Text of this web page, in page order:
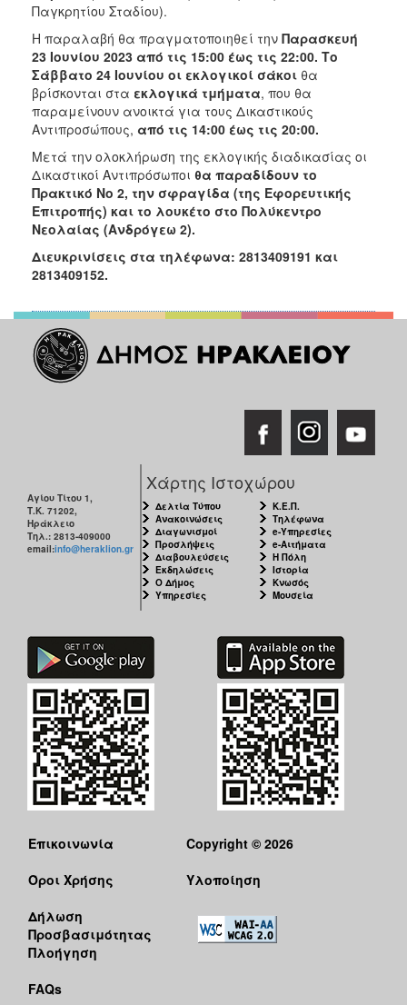
2006
ΤΟΠΟΣ
ΠΟΛΙΤΙΣΜΟΣ
ΑΝΘΕΚΤΙΚΗ
ΠΟΛΗ
Παγκρητίου Σταδίου).
Η παραλαβή θα πραγματοποιηθεί την Παρασκευή
23 Ιουνίου 2023 από τις 15:00 έως τις 22:00. Το
Σάββατο 24 Ιουνίου οι εκλογικοί σάκοι θα
βρίσκονται στα εκλογικά τμήματα, που θα
παραμείνουν ανοικτά για τους Δικαστικούς
Αντιπροσώπους, από τις 14:00 έως τις 20:00.
Μετά την ολοκλήρωση της εκλογικής διαδικασίας οι
Δικαστικοί Αντιπρόσωποι θα παραδίδουν το
Πρακτικό Νο 2, την σφραγίδα (της Εφορευτικής
Επιτροπής) και το λουκέτο στο Πολύκεντρο
Νεολαίας (Ανδρόγεω 2).
Διευκρινίσεις στα τηλέφωνα: 2813409191 και
2813409152.
Αγίου Τίτου 1,
Τ.Κ. 71202,
Ηράκλειο
Τηλ.: 2813-409000
email:info@heraklion.gr
Χάρτης Ιστοχώρου
Δελτία Τύπου
Ανακοινώσεις
Διαγωνισμοί
Προσλήψεις
Διαβουλεύσεις
Εκδηλώσεις
Ο Δήμος
Υπηρεσίες
Κ.Ε.Π.
Τηλέφωνα
e-Υπηρεσίες
e-Αιτήματα
Η Πόλη
Ιστορία
Κνωσός
Μουσεία
Επικοινωνία
Όροι Χρήσης
Δήλωση
Προσβασιμότητας
Πλοήγηση
FAQs
Copyright © 2026
Υλοποίηση